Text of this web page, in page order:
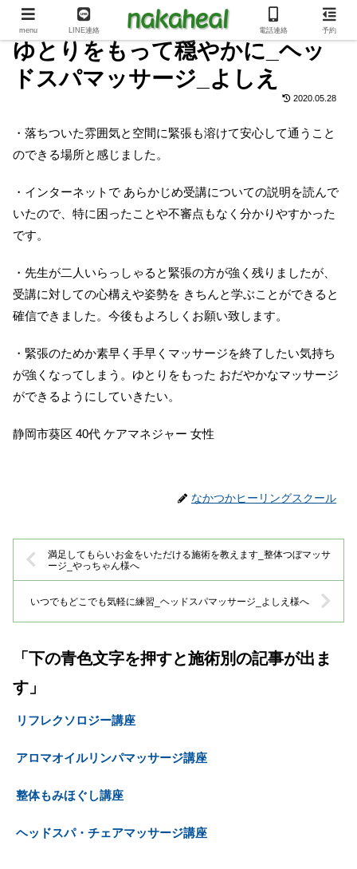
ゆとりをもって穏やかに_ヘッ
ドスパマッサージ_よしえ
2020.05.28
・落ちついた雰囲気と空間に緊張も溶けて安心して通うこと
のできる場所と感じました。
・インターネットで あらかじめ受講についての説明を読んで
いたので、特に困ったことや不審点もなく分かりやすかった
です。
・先生が二人いらっしゃると緊張の方が強く残りましたが、
受講に対しての心構えや姿勢を きちんと学ぶことができると
確信できました。今後もよろしくお願い致します。
・緊張のためか素早く手早くマッサージを終了したい気持ち
が強くなってしまう。ゆとりをもった おだやかなマッサージ
ができるようにしていきたい。
静岡市葵区 40代 ケアマネジャー 女性
なかつかヒーリングスクール
満足してもらいお金をいただける施術を教えます_整体つぼマッサ
ージ_やっちゃん様へ
いつでもどこでも気軽に練習_ヘッドスパマッサージ_よしえ様へ
「下の青色文字を押すと施術別の記事が出ま
す」
リフレクソロジー講座
アロマオイルリンパマッサージ講座
整体もみほぐし講座
ヘッドスパ・チェアマッサージ講座
menu LINE連絡 電話連絡 予約